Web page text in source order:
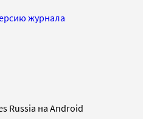
журнала
Russia на Android